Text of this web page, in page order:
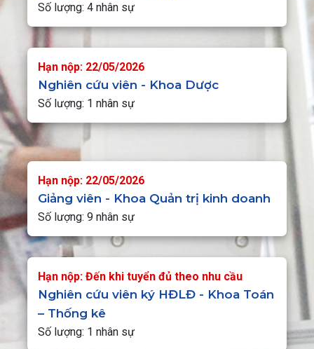
Số lượng: 4 nhân sự
Hạn nộp: 22/05/2026
Nghiên cứu viên - Khoa Dược
Số lượng: 1 nhân sự
Hạn nộp: 22/05/2026
Giảng viên - Khoa Quản trị kinh doanh
Số lượng: 9 nhân sự
Hạn nộp: Đến khi tuyển đủ theo nhu cầu
Nghiên cứu viên ký HĐLĐ - Khoa Toán
– Thống kê
Số lượng: 1 nhân sự